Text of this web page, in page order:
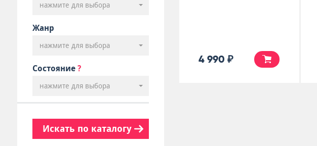
нажмите для выбора
Жанр
нажмите для выбора
Состояние ?
нажмите для выбора
Искать по каталогу
4 990 ₽